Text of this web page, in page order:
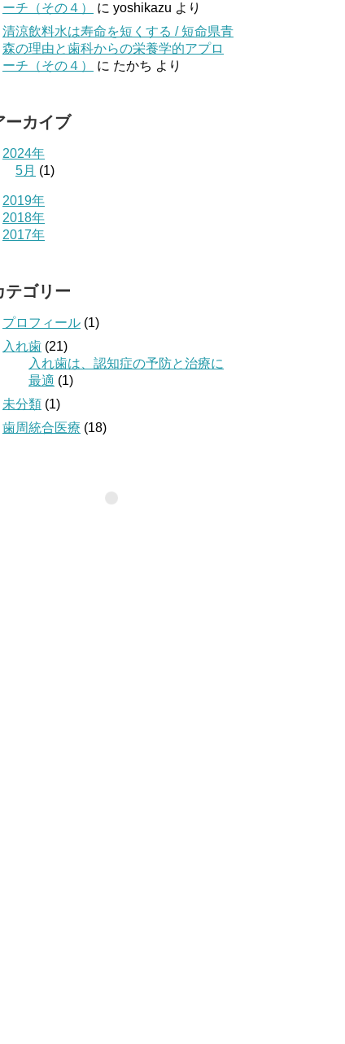
ーチ（その４）
に yoshikazu より
清涼飲料水は寿命を短くする / 短命県青
森の理由と歯科からの栄養学的アプロ
ーチ（その４）
に たかち より
ーカイブ
2024年
5月 (1)
2019年
2018年
2017年
テゴリー
プロフィール (1)
入れ歯 (21)
入れ歯は、認知症の予防と治療に
最適 (1)
未分類 (1)
歯周統合医療 (18)